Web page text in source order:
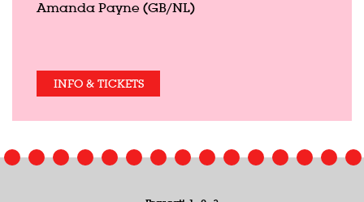
Amanda Payne (GB/NL)
INFO & TICKETS